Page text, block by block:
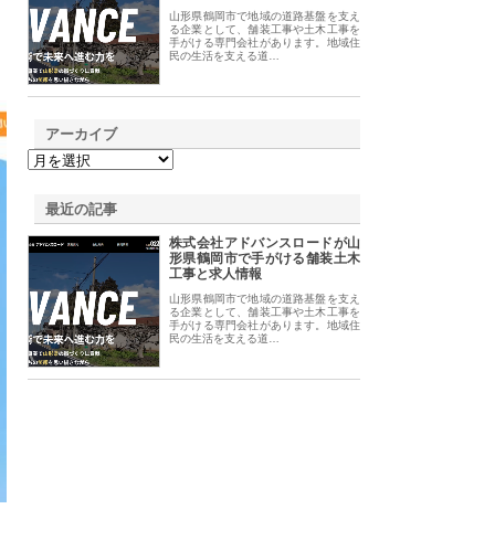
山形県鶴岡市で地域の道路基盤を支え
る企業として、舗装工事や土木工事を
手がける専門会社があります。地域住
民の生活を支える道…
アーカイブ
最近の記事
株式会社アドバンスロードが山
形県鶴岡市で手がける舗装土木
工事と求人情報
山形県鶴岡市で地域の道路基盤を支え
る企業として、舗装工事や土木工事を
手がける専門会社があります。地域住
民の生活を支える道…